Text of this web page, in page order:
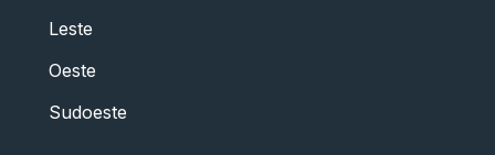
Leste
Oeste
Sudoeste